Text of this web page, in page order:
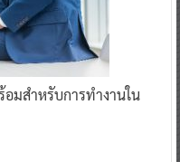
อมสำหรับการทำงานใน